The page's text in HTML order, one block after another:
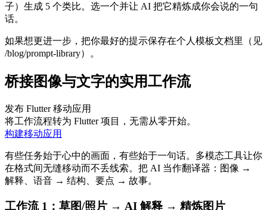
子）生成 5 个类比。选一个并让 AI 把它精炼成你会说的一句
话。
如果想更进一步，把你最好的提示保存在个人模板文档里（见
/blog/prompt-library）。
桥接图像与文字的实用工作流
发布 Flutter 移动应用
将工作流程转为 Flutter 项目，无需从零开始。
构建移动应用
有些任务始于心中的画面，有些始于一句话。多模态工具让你
在格式间无缝移动而不丢线索。把 AI 当作翻译器：图像 →
解释、语音 → 结构、要点 → 故事。
工作流 1：草图/照片 → AI 解释 → 精炼图片